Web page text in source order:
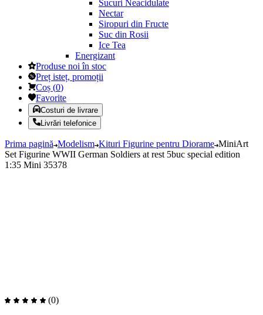
Sucuri Neacidulate
Nectar
Siropuri din Fructe
Suc din Rosii
Ice Tea
Energizant
Produse noi în stoc
Preț isteț, promoții
Coș (0)
Favorite
Costuri de livrare
Livrări telefonice
Prima pagină Modelism Kituri Figurine pentru Diorame MiniArt
Set Figurine WWII German Soldiers at rest 5buc special edition
1:35 Mini 35378
(0)